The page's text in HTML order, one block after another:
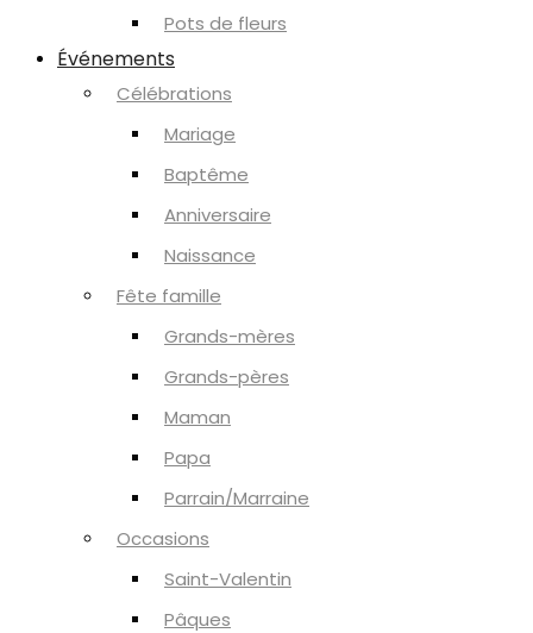
Pots de fleurs
Événements
Célébrations
Mariage
Baptême
Anniversaire
Naissance
Fête famille
Grands-mères
Grands-pères
Maman
Papa
Parrain/Marraine
Occasions
Saint-Valentin
Pâques